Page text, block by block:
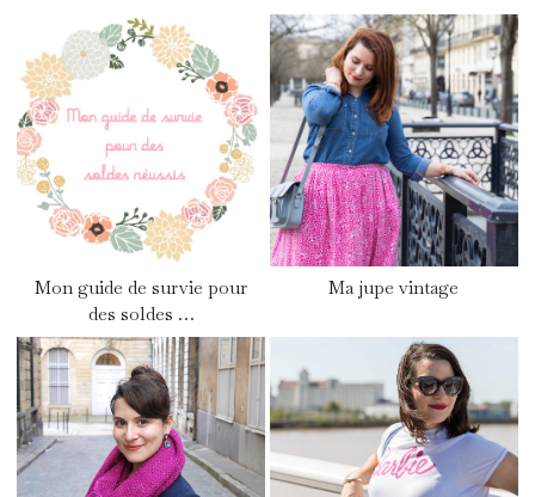
Mon guide de survie pour
des soldes …
Ma jupe vintage